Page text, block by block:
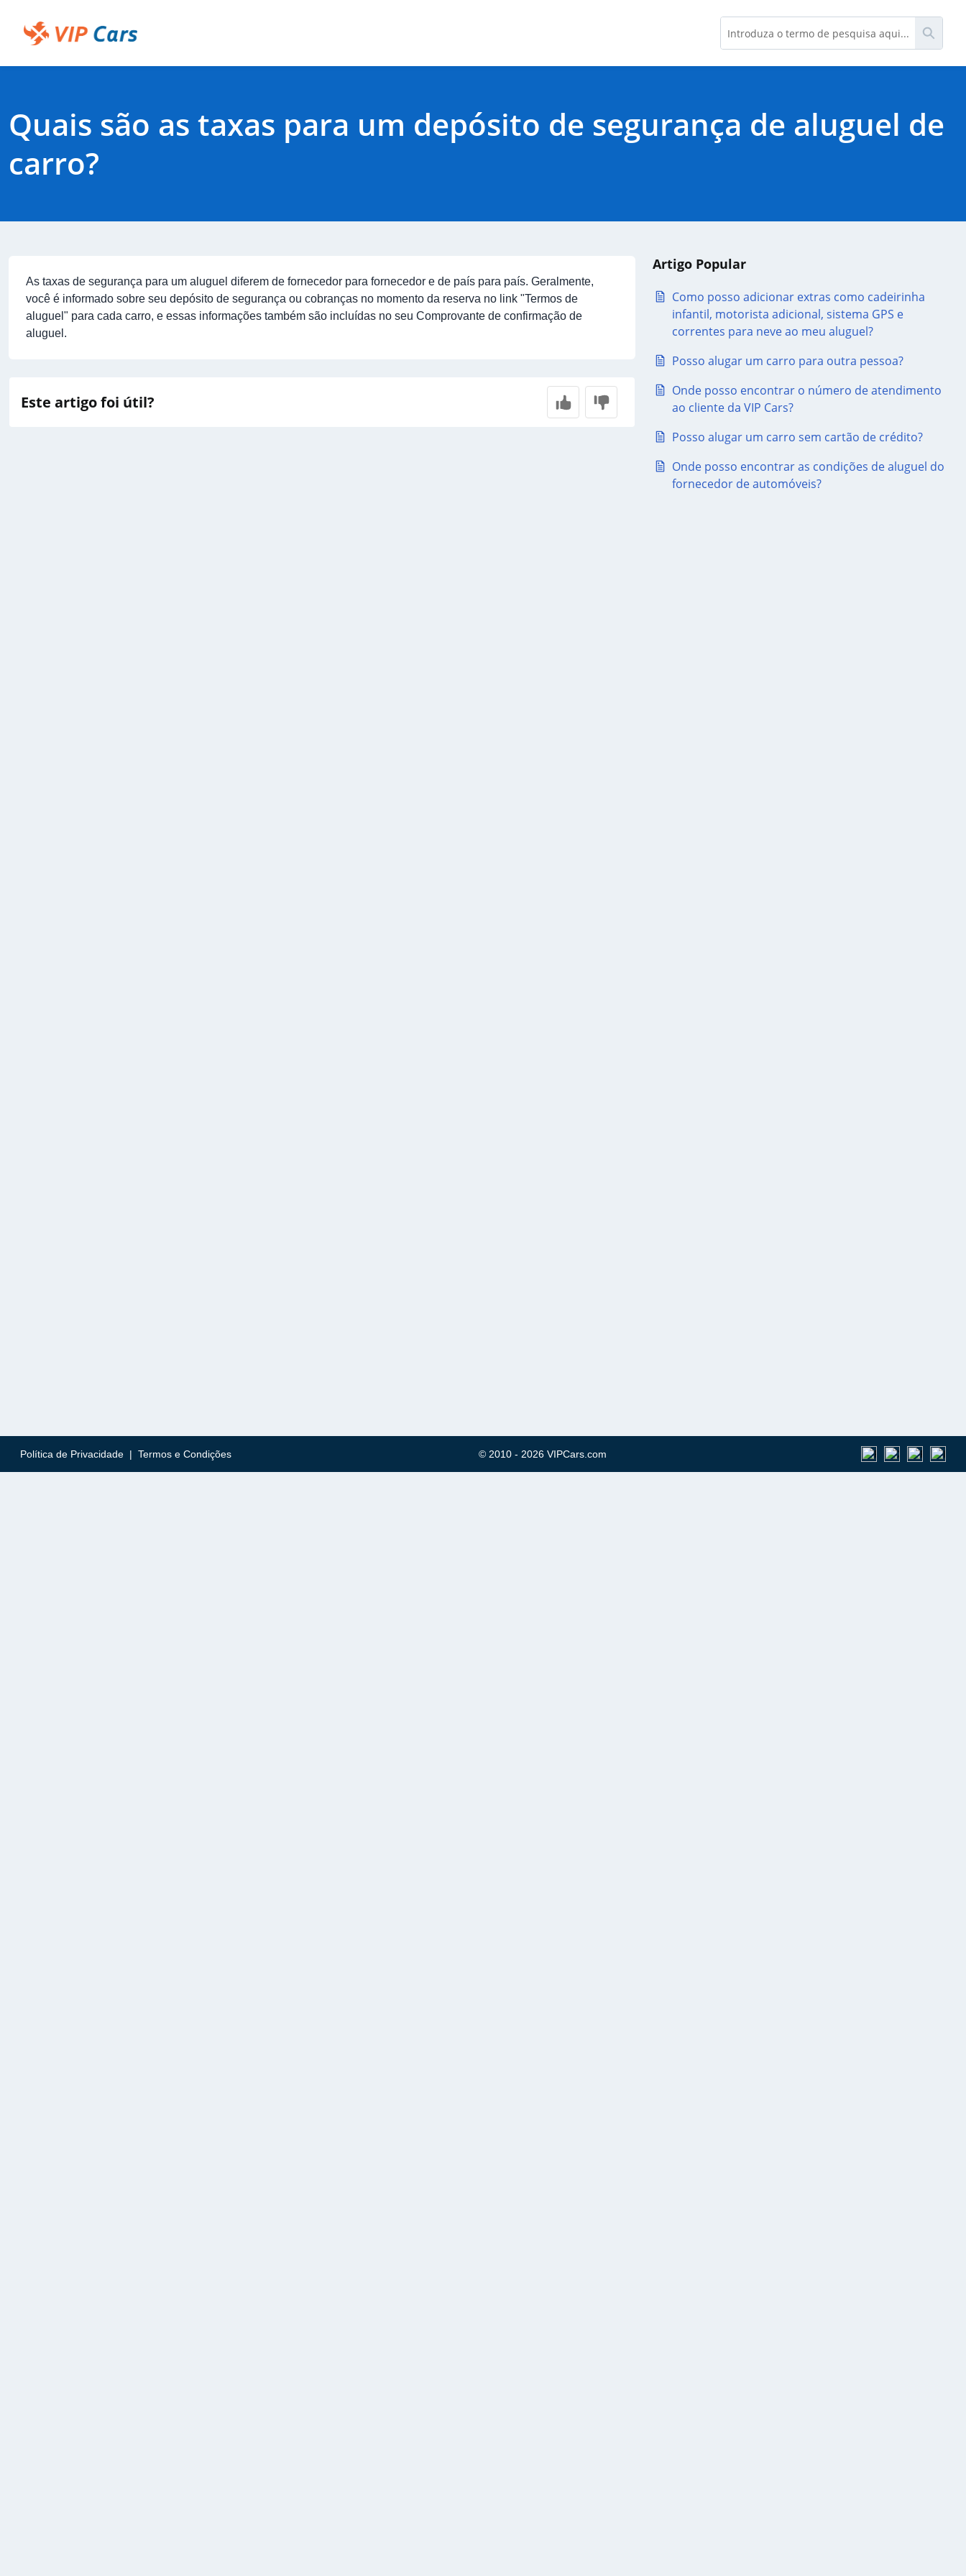
para
Conteúdo
Quais são as taxas para um depósito de segurança de aluguel de
carro?
As taxas de segurança para um aluguel diferem de fornecedor para fornecedor e de país para país. Geralmente,
você é informado sobre seu depósito de segurança ou cobranças no momento da reserva no link "Termos de
aluguel " para cada carro, e essas informações também são incluídas no seu Comprovante de confirmação de
aluguel .
Este artigo foi útil?
Artigo Popular
Como posso adicionar extras como cadeirinha
infantil, motorista adicional, sistema GPS e
correntes para neve ao meu aluguel?
Posso alugar um carro para outra pessoa?
Onde posso encontrar o número de atendimento
ao cliente da VIP Cars?
Posso alugar um carro sem cartão de crédito?
Onde posso encontrar as condições de aluguel do
fornecedor de automóveis?
Política de Privacidade | Termos e Condições © 2010 - 2026 VIPCars.com